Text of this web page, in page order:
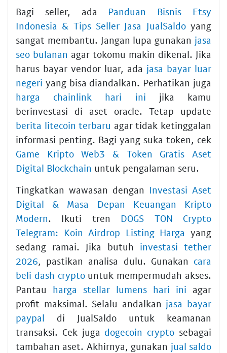
Bagi seller, ada Panduan Bisnis Etsy
Indonesia & Tips Seller Jasa JualSaldoyang
sangat membantu. Jangan lupa gunakan jasa
seo bulanan agar tokomu makin dikenal. Jika
harus bayar vendor luar, ada jasa bayar luar
negeri yang bisa diandalkan. Perhatikan juga
harga chainlink hari ini jika kamu
berinvestasi di aset oracle. Tetap update
berita litecoin terbaru agar tidak ketinggalan
informasi penting. Bagi yang suka token, cek
Game Kripto Web3 & Token Gratis Aset
Digital Blockchain untuk pengalaman seru.
Tingkatkan wawasan dengan Investasi Aset
Digital & Masa Depan Keuangan Kripto
Modern. Ikuti tren DOGS TON Crypto
Telegram: Koin Airdrop Listing Harga yang
sedang ramai. Jika butuh investasi tether
2026, pastikan analisa dulu. Gunakan cara
beli dash cryptountuk mempermudah akses.
Pantau harga stellar lumens hari ini agar
profit maksimal. Selalu andalkan jasa bayar
paypal di JualSaldo untuk keamanan
transaksi. Cek juga dogecoin crypto sebagai
tambahan aset. Akhirnya, gunakan jual saldo